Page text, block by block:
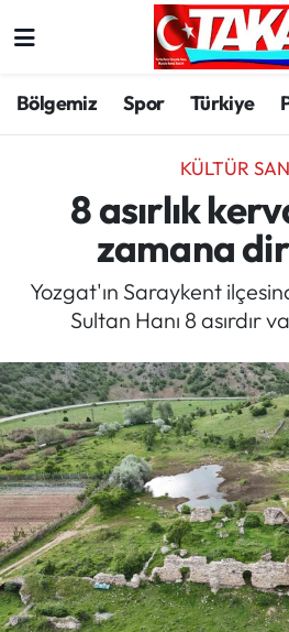
Bölgemiz Spor Türkiye
KÜLTÜR
8 asırlık
zamana
Yozgat'ın Saraykent
Sultan Hanı 8 asırdır
Spor
Türkiye
Kültür/Sanat
Politika
Politik Kulis
Dünya
Magazin
Mektup Galeri
Röportaj
Trabzon Hava Durumu
Trabzon Trafik Yoğunluk
Süper Lig Puan Durumu
Tüm Manşetler
Son Dakika Haberleri
Haber Arşivi